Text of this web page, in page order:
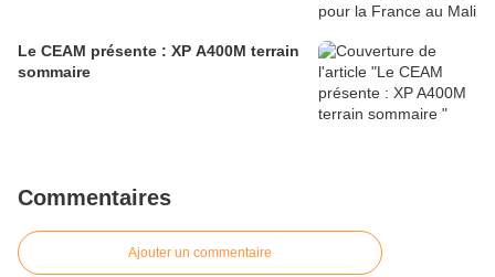
Le CEAM présente : XP A400M terrain
sommaire
Commentaires
Ajouter un commentaire